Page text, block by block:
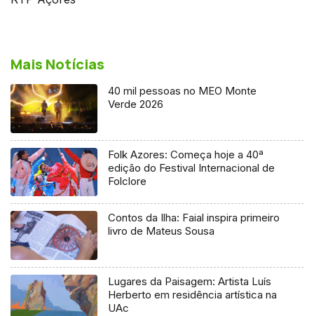
Mais Notícias
40 mil pessoas no MEO Monte
Verde 2026
Folk Azores: Começa hoje a 40ª
edição do Festival Internacional de
Folclore
Contos da Ilha: Faial inspira primeiro
livro de Mateus Sousa
Lugares da Paisagem: Artista Luís
Herberto em residência artística na
UAc